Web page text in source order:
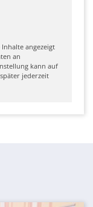
angezeigt
an
kann auf
später jederzeit